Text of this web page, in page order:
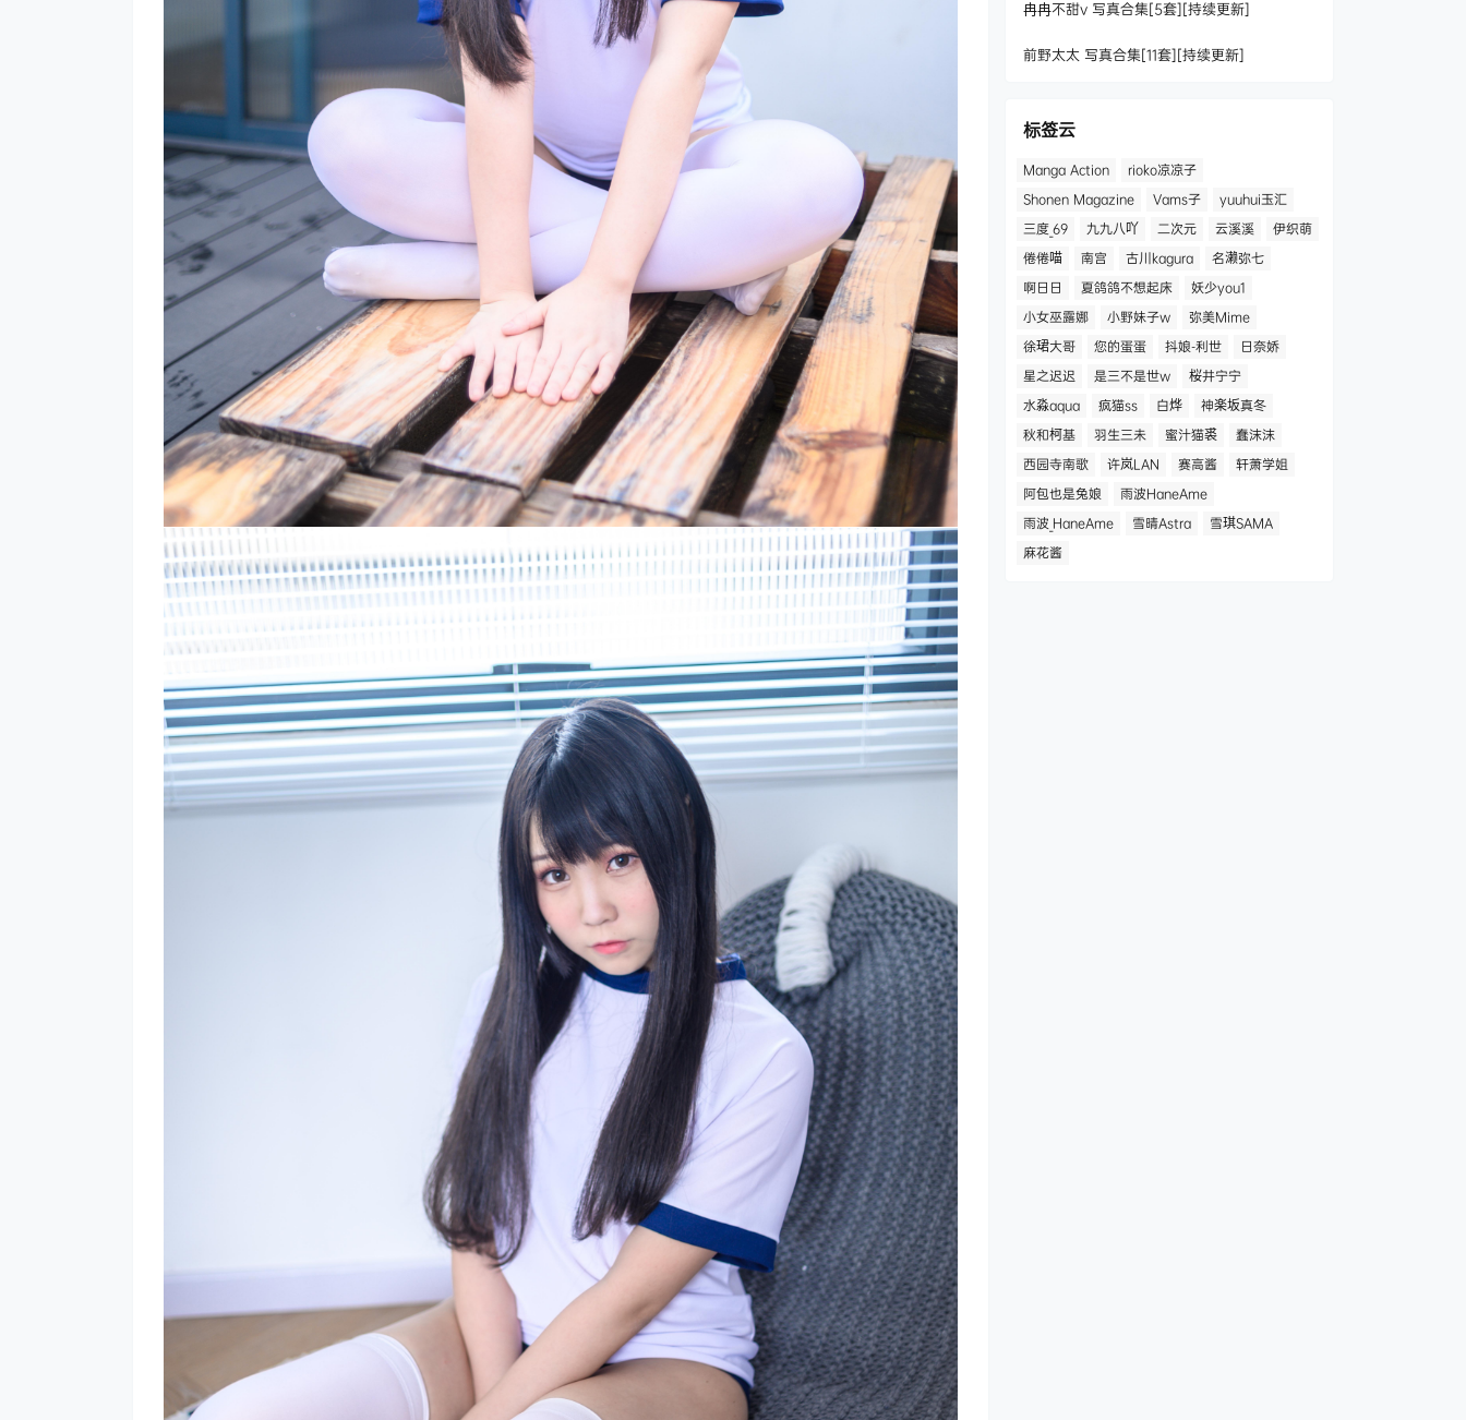
冉冉不甜v 写真合集[5套][持续更新]
前野太太 写真合集[11套][持续更新]
标签云
Manga Action
rioko凉凉子
Shonen Magazine
Vams子
yuuhui玉汇
三度_69
九九八吖 二次元 云溪溪
伊织萌
倦倦喵
南宫 古川kagura
名濑弥七
啊日日
夏鸽鸽不想起床
妖少you1
小女巫露娜
小野妹子w
弥美Mime
徐珺大哥
您的蛋蛋 抖娘-利世
日奈娇
星之迟迟
是三不是世w
桜井宁宁
水淼aqua
疯猫ss 白烨
神楽坂真冬
秋和柯基
羽生三未 蜜汁猫裘
蠢沫沫
西园寺南歌
许岚LAN 赛高酱
轩萧学姐
阿包也是兔娘
雨波HaneAme
雨波_HaneAme
雪晴Astra
雪琪SAMA
麻花酱